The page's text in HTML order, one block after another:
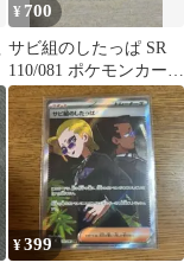
¥ 700
サビ組のしたっぱ SR
110/081 ポケモンカード
ゲーム 2枚セット
¥399